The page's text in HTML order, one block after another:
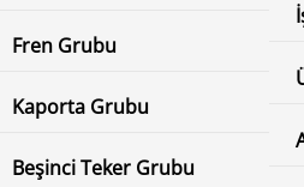
Fren Grubu
Kaporta Grubu
Beşinci Teker Grubu